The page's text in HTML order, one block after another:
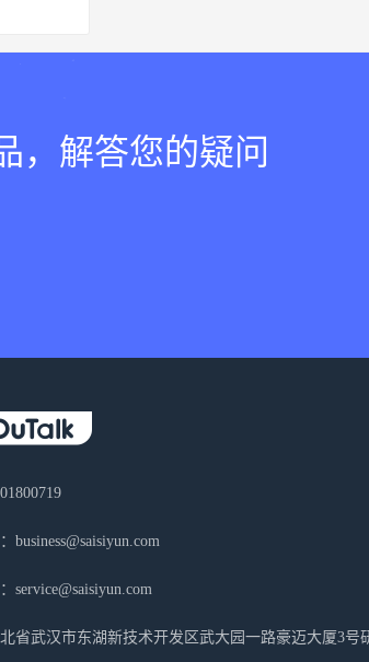
，解答您的疑问
business@saisiyun.com
service@saisiyun.com
省武汉市东湖新技术开发区武大园一路豪迈大厦3号